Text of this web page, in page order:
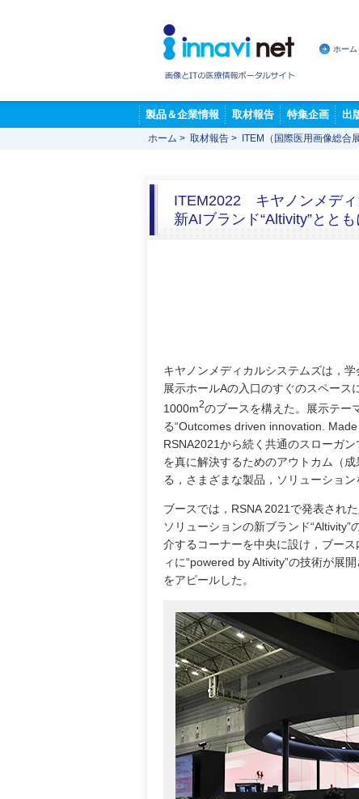
ホーム
製品＆企業情報 取材報告 特集企画 出
ホーム > 取材報告 > ITEM（国際医用画像総合展
ITEM2022 キヤノンメデ
新AIブランド“Altivity”とと
キヤノンメディカルシステムズは，
展示ホールAの入口のすぐのスペース
1000m2のブースを構えた。展示テー
る“Outcomes driven innovation. Made
RSNA2021から続く共通のスローガ
を真に解決するためのアウトカム（成
る，さまざまな製品，ソリューション
ブースでは，RSNA 2021で発表された
ソリューションの新ブランド“Altivity”
介するコーナーを中央に設け，ブース
ィに“powered by Altivity”の技術が展
をアピールした。